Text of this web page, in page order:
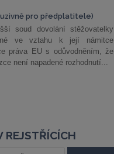
pro předplatitele)
soud dovolání stěžovatelky
ve vztahu k její námitce
práva EU s odůvodněním, že
není napadené rozhodnutí...
REJSTŘÍCÍCH